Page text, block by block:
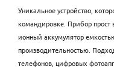
Уникальное устройство,
командировке. Прибор
ионный аккумулятор
производительностью.
телефонов, цифровых